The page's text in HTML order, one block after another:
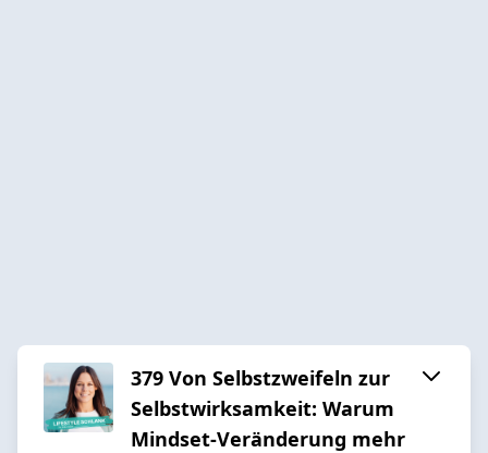
379 Von Selbstzweifeln zur
Selbstwirksamkeit: Warum
Mindset-Veränderung mehr